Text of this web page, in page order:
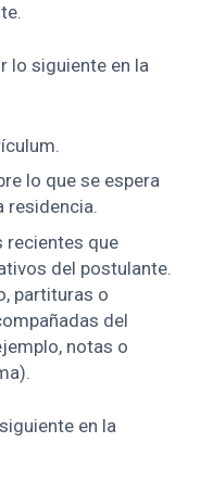
lo siguiente en la
lo que se espera
residencia.
recientes que
del postulante.
partituras o
del
notas o
en la